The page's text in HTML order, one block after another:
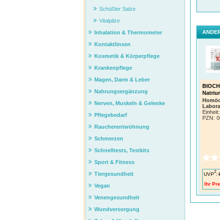
Im
dem
Arzt,
Einheit:
PZN :
UVP
2
:
Ihr
Schüßler Salze
Vitalpilze
Inhalation & Thermometer
Kontaktlinsen
Kosmetik & Körperpflege
Krankenpflege
Magen, Darm & Leber
Nahrungsergänzung
Nerven, Muskeln & Gelenke
Pflegebedarf
Raucherentwöhnung
Schmerzen
Schnelltests, Testkits
Sport & Fitness
Tiergesundheit
Vegan
Venengesundheit
Wundversorgung